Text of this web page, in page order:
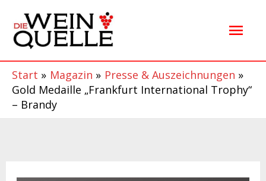
Inhalt
springen
Start Magazin
Presse & Auszeichnungen
Gold Medaille „Frankfurt International Trophy“
– Brandy